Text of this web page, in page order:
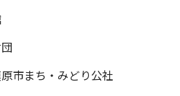
市まち・みどり公社